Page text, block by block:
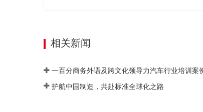
相关新闻
护航中国制造，共赴标准全球化之路